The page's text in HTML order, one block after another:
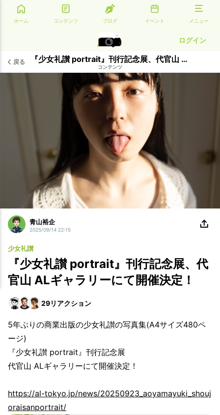
ホーム コンテンツ ブログ イベント メニュー
ログイン
戻る 『少女礼讃 portrait』刊行記念展、代官山 ALギャラリーにて開催決定！
コンテンツ
青山裕企
2025/09/14 22:15
少女礼讃
『少女礼讃 portrait』刊行記念展、代
官山 ALギャラリーにて開催決定！
29リアクション
5年ぶりの商業出版の少女礼讃の写真集(A4サイズ480ペ
ージ)
『少女礼讃 portrait』刊行記念展
代官山 ALギャラリーにて開催決定！
https://al-tokyo.jp/news/20250923_aoyamayuki_shouj
oraisanportrait/